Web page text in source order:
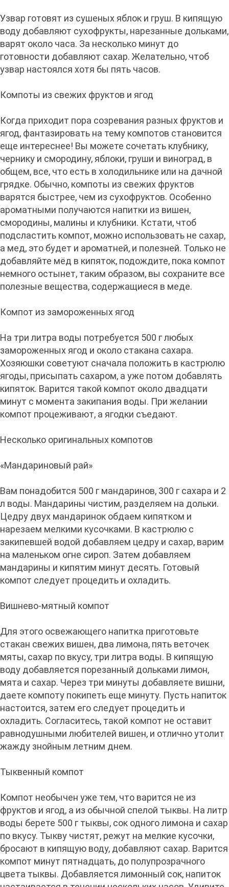
Узвар готовят из сушеных яблок и груш. В кипящую
воду добавляют сухофрукты, нарезанные дольками,
варят около часа. За несколько минут до
готовности добавляют сахар. Желательно, чтоб
узвар настоялся хотя бы пять часов.
Компоты из свежих фруктов и ягод
Когда приходит пора созревания разных фруктов и
ягод, фантазировать на тему компотов становится
еще интереснее! Вы можете сочетать клубнику,
чернику и смородину, яблоки, груши и виноград, в
общем, все, что есть в холодильнике или на дачной
грядке. Обычно, компоты из свежих фруктов
варятся быстрее, чем из сухофруктов. Особенно
ароматными получаются напитки из вишен,
смородины, малины и клубники. Кстати, чтоб
подсластить компот, можно использовать не сахар,
а мед, это будет и ароматней, и полезней. Только не
добавляйте мёд в кипяток, подождите, пока компот
немного остынет, таким образом, вы сохраните все
полезные вещества, содержащиеся в меде.
Компот из замороженных ягод
На три литра воды потребуется 500 г любых
замороженных ягод и около стакана сахара.
Хозяюшки советуют сначала положить в кастрюлю
ягоды, присыпать сахаром, а уже потом добавлять
кипяток. Варится такой компот около двадцати
минут с момента закипания воды. При желании
компот процеживают, а ягодки съедают.
Несколько оригинальных компотов
«Мандариновый рай»
Вам понадобится 500 г мандаринов, 300 г сахара и 2
л воды. Мандарины чистим, разделяем на дольки.
Цедру двух мандаринок обдаем кипятком и
нарезаем мелкими кусочками. В кастрюлю с
закипевшей водой добавляем цедру и сахар, варим
на маленьком огне сироп. Затем добавляем
мандарины и кипятим минут десять. Готовый
компот следует процедить и охладить.
Вишнево-мятный компот
Для этого освежающего напитка приготовьте
стакан свежих вишен, два лимона, пять веточек
мяты, сахар по вкусу, три литра воды. В кипящую
воду добавляется порезанный дольками лимон,
мята и сахар. Через три минуты добавляете вишни,
даете компоту покипеть еще минуту. Пусть напиток
настоится, затем его следует процедить и
охладить. Согласитесь, такой компот не оставит
равнодушными любителей вишен, и отлично утолит
жажду знойным летним днем.
Тыквенный компот
Компот необычен уже тем, что варится не из
фруктов и ягод, а из обычной спелой тыквы. На литр
воды берете 500 г тыквы, сок одного лимона и сахар
по вкусу. Тыкву чистят, режут на мелкие кусочки,
бросают в кипящую воду, добавляют сахар. Варится
компот минут пятнадцать, до полупрозрачного
цвета тыквы. Добавляется лимонный сок, напиток